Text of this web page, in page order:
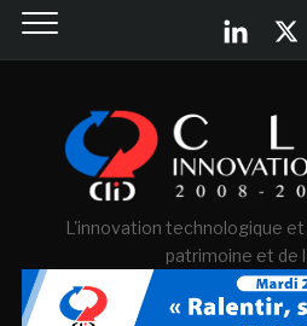
L'innovation technologique
patrimoine et de